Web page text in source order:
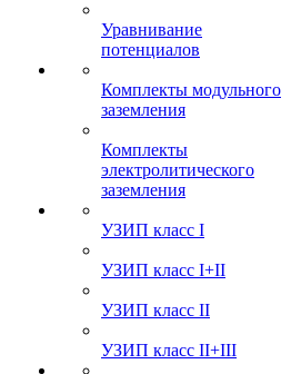
Уравнивание
потенциалов
Комплекты модульного
заземления
Комплекты
электролитического
заземления
УЗИП класс I
УЗИП класс I+II
УЗИП класс II
УЗИП класс II+III